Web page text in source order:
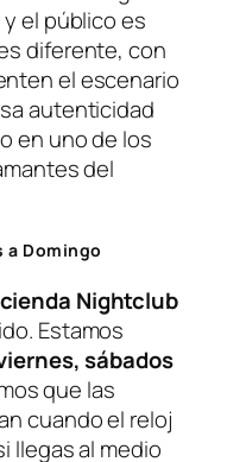
el público es
diferente, con
el escenario
autenticidad
en uno de los
del
a Domingo
Nightclub
Estamos
sábados
que las
cuando el reloj
llegas al medio